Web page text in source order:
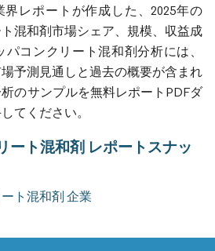
界レポートが作成した、2025年の
混和剤市場シェア、規模、収益成
コンクリート混和剤分析には、
予測見通しと過去の概要が含まれ
のサンプルを無料レポートPDFダ
てください。
ート混和剤 レポートスナッ
ト混和剤 企業